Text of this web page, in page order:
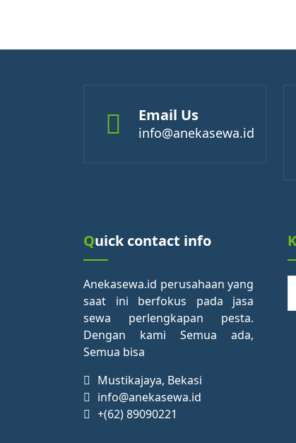
Email Us
info@anekasewa.id
Quick contact info
Anekasewa.id perusahaan yang
saat ini berfokus pada jasa
sewa perlengkapan pesta.
Dengan kami Semua ada,
Semua bisa
Mustikajaya, Bekasi
info@anekasewa.id
+(62) 89090221